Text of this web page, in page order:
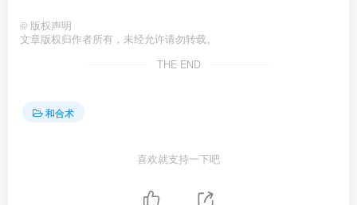
© 版权声明
文章版权归作者所有，未经允许请勿转载。
THE END
和合术
喜欢就支持一下吧